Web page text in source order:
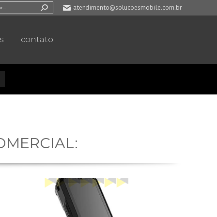
atendimento@solucoesmobile.com.br
contato